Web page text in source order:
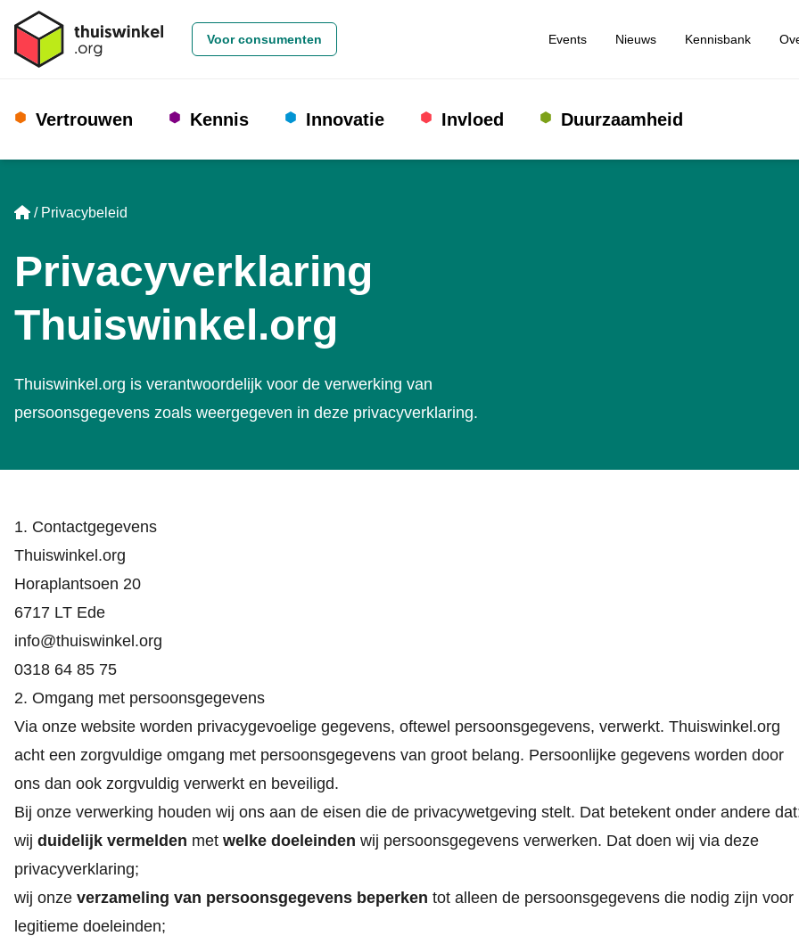
Voor consumenten Events Nieuws Kennisbank
Vertrouwen Kennis Innovatie Invloed Duurzaamheid
Home
Privacybeleid
Privacyverklaring
Thuiswinkel.org
Thuiswinkel.org is verantwoordelijk voor de verwerking van
persoonsgegevens zoals weergegeven in deze privacyverklaring.
1. Contactgegevens
Thuiswinkel.org
Horaplantsoen 20
6717 LT Ede
info@thuiswinkel.org
0318 64 85 75
2. Omgang met persoonsgegevens
Via onze website worden privacygevoelige gegevens, oftewel persoonsgegevens, verwerkt. Thuiswinkel.org
acht een zorgvuldige omgang met persoonsgegevens van groot belang. Persoonlijke gegevens worden door
ons dan ook zorgvuldig verwerkt en beveiligd.
Bij onze verwerking houden wij ons aan de eisen die de privacywetgeving stelt. Dat betekent onder andere
wij duidelijk vermelden met welke doeleinden wij persoonsgegevens verwerken. Dat doen wij via deze
privacyverklaring;
wij onze verzameling van persoonsgegevens beperken tot alleen de persoonsgegevens die nodig zijn voor
legitieme doeleinden;